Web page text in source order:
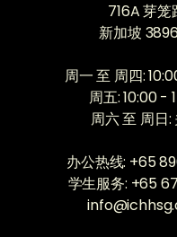
716A 芽笼
新加坡
周一 至 周四:
周五: 10:00 -
周六 至 周日:
办公热线: +65
学生服务: +65